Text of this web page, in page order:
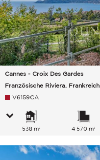
Cannes - Croix Des Gardes
Französische Riviera, Frankreich
V6159CA
538 m² 4 570 m²